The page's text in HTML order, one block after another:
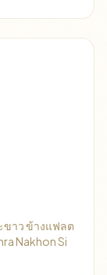
ขาว ข้างแฟลต
Nakhon Si